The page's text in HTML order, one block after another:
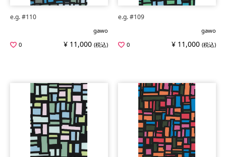
e.g. #110
gawo
0
¥ 11,000 (税込)
e.g. #109
gawo
0
¥ 11,000 (税込)